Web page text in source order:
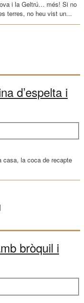
i la Geltrú… més! Si no
terres, no heu vist un...
d’espelta i
casa, la coca de recapte
|
bròquil i